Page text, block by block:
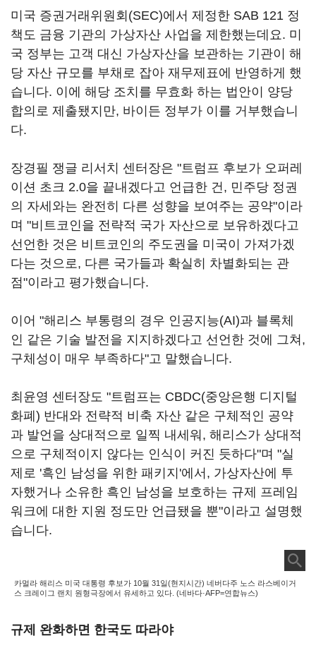
미국 증권거래위원회(SEC)에서 제정한 SAB 121 정
책도 금융 기관의 가상자산 사업을 제한했는데요. 미
국 정부는 고객 대신 가상자산을 보관하는 기관이 해
당 자산 규모를 부채로 잡아 재무제표에 반영하게 했
습니다. 이에 해당 조치를 무효화 하는 법안이 양당
합의로 제출됐지만, 바이든 정부가 이를 거부했습니
다.
장경필 쟁글 리서치 센터장은 "트럼프 후보가 오퍼레
이션 초크 2.0을 끝내겠다고 언급한 건, 민주당 정권
의 자세와는 완전히 다른 성향을 보여주는 공약"이라
며 "비트코인을 전략적 국가 자산으로 보유하겠다고
선언한 것은 비트코인의 주도권을 미국이 가져가겠
다는 것으로, 다른 국가들과 확실히 차별화되는 관
점"이라고 평가했습니다.
이어 "해리스 부통령의 경우 인공지능(AI)과 블록체
인 같은 기술 발전을 지지하겠다고 선언한 것에 그쳐,
구체성이 매우 부족하다"고 말했습니다.
최윤영 센터장도 "트럼프는 CBDC(중앙은행 디지털
화폐) 반대와 전략적 비축 자산 같은 구체적인 공약
과 발언을 상대적으로 일찍 내세워, 해리스가 상대적
으로 구체적이지 않다는 인식이 커진 듯하다"며 "실
제로 '흑인 남성을 위한 패키지'에서, 가상자산에 투
자했거나 소유한 흑인 남성을 보호하는 규제 프레임
워크에 대한 지원 정도만 언급됐을 뿐"이라고 설명했
습니다.
카멀라 해리스 미국 대통령 후보가 10월 31일(현지시간) 네버다주 노스 라스베이거
스 크레이그 랜치 원형극장에서 유세하고 있다. (네바다·AFP=연합뉴스)
규제 완화하면 한국도 따라야